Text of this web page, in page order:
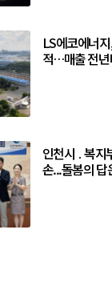
LS에코에너
적…매출 전
인천시 ․ 복지
손...돌봄의 답